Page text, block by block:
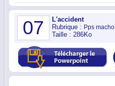
07
L'accident
Rubrique : Pps macho
Taille : 286Ko